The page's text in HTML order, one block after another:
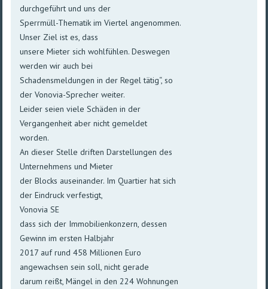
durchgeführt und uns der
Sperrmüll-Thematik im Viertel angenommen.
Unser Ziel ist es, dass
unsere Mieter sich wohlfühlen. Deswegen
werden wir auch bei
Schadensmeldungen in der Regel tätig“, so
der Vonovia-Sprecher weiter.
Leider seien viele Schäden in der
Vergangenheit aber nicht gemeldet
worden.
An dieser Stelle driften Darstellungen des
Unternehmens und Mieter
der Blocks auseinander. Im Quartier hat sich
der Eindruck verfestigt,
Vonovia SE
dass sich der Immobilienkonzern, dessen
Gewinn im ersten Halbjahr
2017 auf rund 458 Millionen Euro
angewachsen sein soll, nicht gerade
darum reißt, Mängel in den 224 Wohnungen